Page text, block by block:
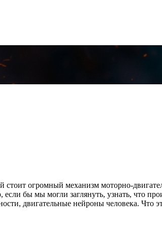
огромный механизм моторно-
бы мы могли заглянуть, узнать, что
двигательные нейроны человека. Что